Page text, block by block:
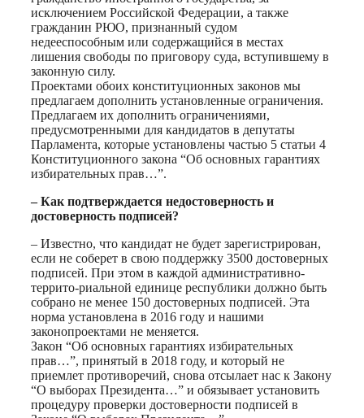
исключением Российской Федерации, а также
гражданин РЮО, признанный судом
недееспособным или содержащийся в местах
лишения свободы по приговору суда, вступившему в
законную силу.
Проектами обоих конституционных законов мы
предлагаем дополнить установленные ограничения.
Предлагаем их дополнить ограничениями,
предусмотренными для кандидатов в депутаты
Парламента, которые установлены частью 5 статьи 4
Конституционного закона “Об основных гарантиях
избирательных прав…”.
– Как подтверждается недостоверность и
достоверность подписей?
– Известно, что кандидат не будет зарегистрирован,
если не соберет в свою поддержку 3500 достоверных
подписей. При этом в каждой административно-
террито-риальной единице республики должно быть
собрано не менее 150 достоверных подписей. Эта
норма установлена в 2016 году и нашими
законопроектами не меняется.
Закон “Об основных гарантиях избирательных
прав…”, принятый в 2018 году, и который не
приемлет противоречий, снова отсылает нас к Закону
“О выборах Президента…” и обязывает установить
процедуру проверки достоверности подписей в